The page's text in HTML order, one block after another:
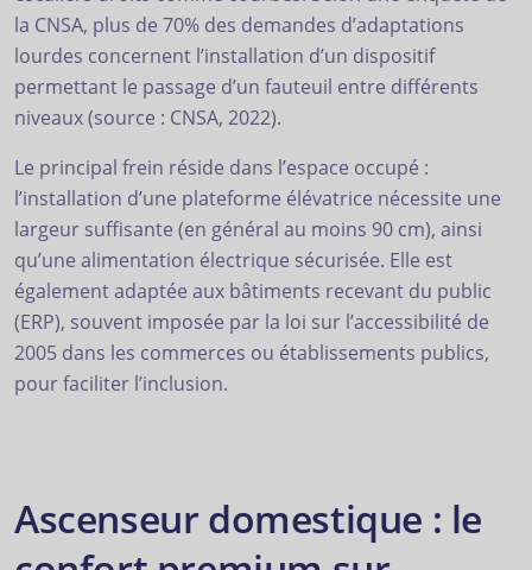
la CNSA, plus de 70% des demandes d’adaptations
lourdes concernent l’installation d’un dispositif
permettant le passage d’un fauteuil entre différents
niveaux (source : CNSA, 2022).
Le principal frein réside dans l’espace occupé :
l’installation d’une plateforme élévatrice nécessite une
largeur suffisante (en général au moins 90 cm), ainsi
qu’une alimentation électrique sécurisée. Elle est
également adaptée aux bâtiments recevant du public
(ERP), souvent imposée par la loi sur l’accessibilité de
2005 dans les commerces ou établissements publics,
pour faciliter l’inclusion.
Ascenseur domestique : le